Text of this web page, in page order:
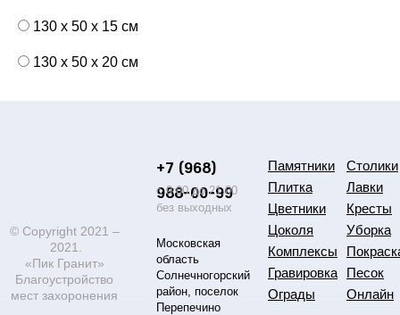
130 x 50 x 15 см
130 x 50 x 20 см
© Copyright 2021 –
2021.
«Пик Гранит»
Благоустройство
мест захоронения
+7 (968)
988-00-99
с 9:00 до 21:00
без выходных
Московская
область
Солнечногорский
район, поселок
Перепечино
Памятники
Плитка
Цветники
Цоколя
Комплексы
Гравировка
Ограды
Столики
Лавки
Кресты
Уборка
Песок
Онлайн